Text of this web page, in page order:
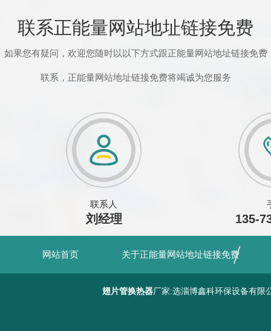
联系正能量网站地址链接免费
如果您有疑问，欢迎您随时以以下方式跟正能量网站地址链接免费
联系，正能量网站地址链接免费将竭诚为您服务
联系人
刘经理 135-
网站首页 关于正能量网站地址链接免费
翅片管换热器厂家:选淄博鑫科环保设备有限